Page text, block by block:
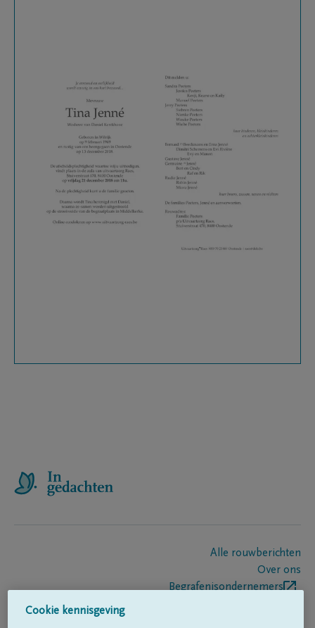
Alle rouwberichten
Over ons
Begrafenisondernemers
Cookie kennisgeving